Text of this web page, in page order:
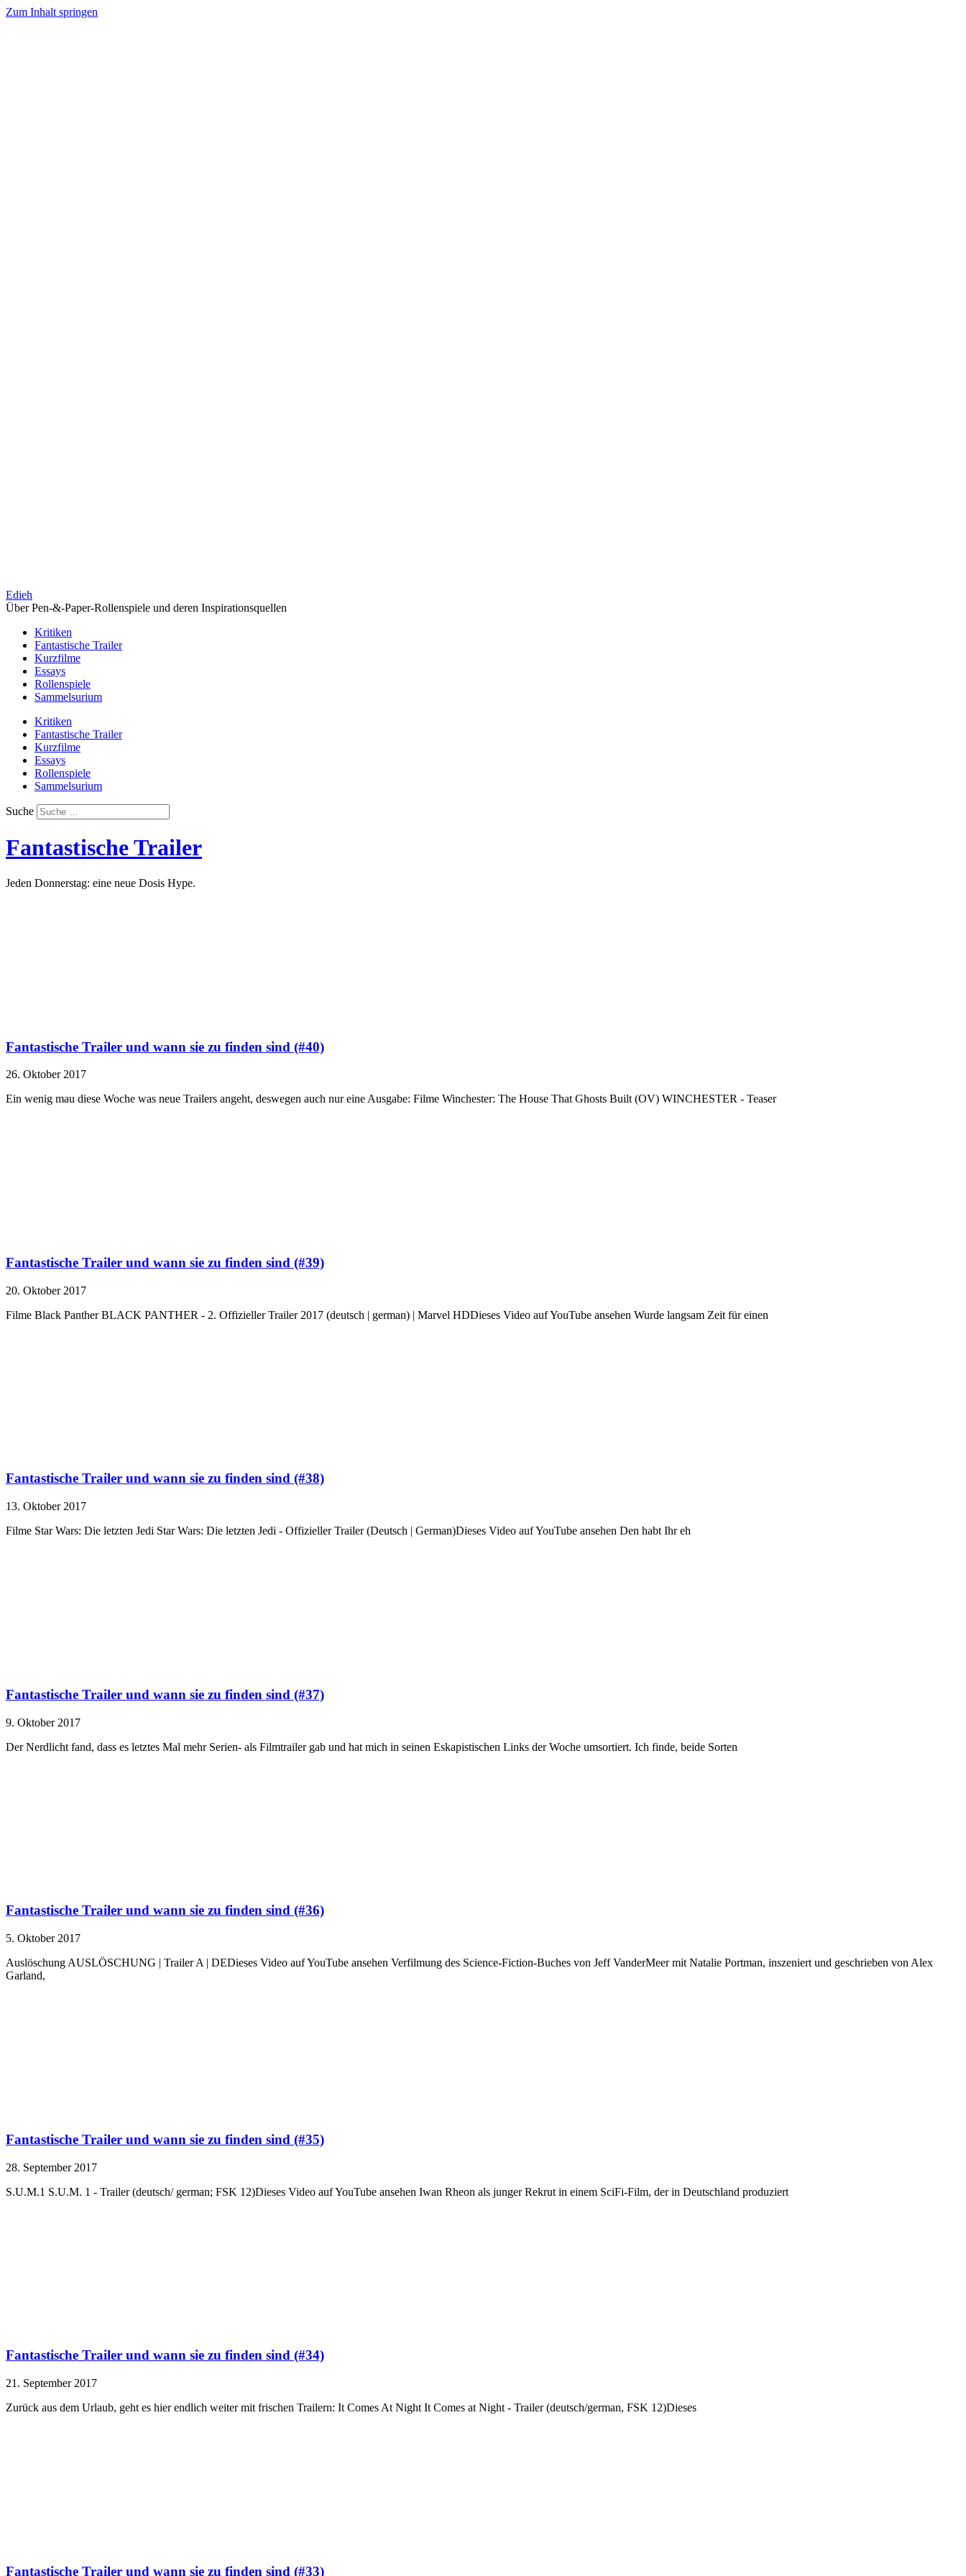
Zum Inhalt springen
Edieh
Über Pen-&-Paper-Rollenspiele und deren Inspirationsquellen
Kritiken
Fantastische Trailer
Kurzfilme
Essays
Rollenspiele
Sammelsurium
Kritiken
Fantastische Trailer
Kurzfilme
Essays
Rollenspiele
Sammelsurium
Suche
Fantastische Trailer
Jeden Donnerstag: eine neue Dosis Hype.
Fantastische Trailer und wann sie zu finden sind (#40)
26. Oktober 2017
Ein wenig mau diese Woche was neue Trailers angeht, deswegen auch nur eine Ausgabe: Filme Winchester: The House That Ghosts Built (OV) WINCHESTER - Teaser
Fantastische Trailer und wann sie zu finden sind (#39)
20. Oktober 2017
Filme Black Panther BLACK PANTHER - 2. Offizieller Trailer 2017 (deutsch | german) | Marvel HDDieses Video auf YouTube ansehen Wurde langsam Zeit für einen
Fantastische Trailer und wann sie zu finden sind (#38)
13. Oktober 2017
Filme Star Wars: Die letzten Jedi Star Wars: Die letzten Jedi - Offizieller Trailer (Deutsch | German)Dieses Video auf YouTube ansehen Den habt Ihr eh
Fantastische Trailer und wann sie zu finden sind (#37)
9. Oktober 2017
Der Nerdlicht fand, dass es letztes Mal mehr Serien- als Filmtrailer gab und hat mich in seinen Eskapistischen Links der Woche umsortiert. Ich finde, beide Sorten
Fantastische Trailer und wann sie zu finden sind (#36)
5. Oktober 2017
Auslöschung AUSLÖSCHUNG | Trailer A | DEDieses Video auf YouTube ansehen Verfilmung des Science-Fiction-Buches von Jeff VanderMeer mit Natalie Portman, inszeniert und geschrieben von Alex
Garland,
Fantastische Trailer und wann sie zu finden sind (#35)
28. September 2017
S.U.M.1 S.U.M. 1 - Trailer (deutsch/ german; FSK 12)Dieses Video auf YouTube ansehen Iwan Rheon als junger Rekrut in einem SciFi-Film, der in Deutschland produziert
Fantastische Trailer und wann sie zu finden sind (#34)
21. September 2017
Zurück aus dem Urlaub, geht es hier endlich weiter mit frischen Trailern: It Comes At Night It Comes at Night - Trailer (deutsch/german, FSK 12)Dieses
Fantastische Trailer und wann sie zu finden sind (#33)